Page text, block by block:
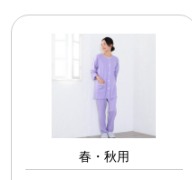
春・秋用